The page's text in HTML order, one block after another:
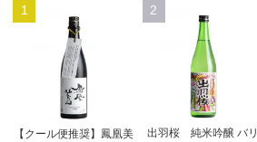
1
【クール便推奨】鳳凰美
2
出羽桜 純米吟醸 バリ